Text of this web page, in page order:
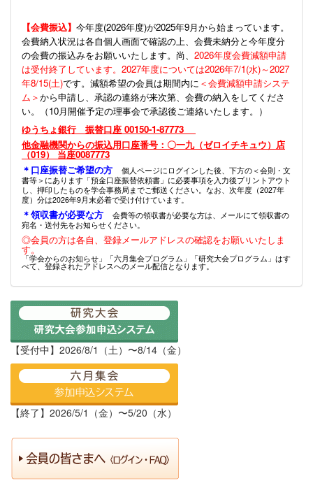
【会費振込】 今年度(2026年度)が2025年9月から始まっています。
会費納入状況は各自個人画面で確認の上、会費未納分と今年度分
の会費の振込みをお願いいたします。尚、 2026年度会費減額申請
は受付終了しています。2027年度については2026年7/1(水)～2027
年8/15(土)です。減額希望の会員は期間内に ＜会費減額申請システ
ム＞から申請し、承認の連絡が来次第、会費の納入をしてくださ
い。（10月開催予定の理事会で承認後ご連絡いたします。）
ゆうちょ銀行 振替口座 00150-1-87773
他金融機関からの振込用口座番号：〇一九（ゼロイチキュウ）店
（019） 当座0087773
＊口座振替ご希望の方
個人ページにログインした後、下方の＜会則・文
書等＞にあります「預金口座振替依頼書」に必要事項を入力後プリントアウト
し、押印したものを学会事務局までご郵送ください。なお、次年度（2027年
度）分は2026年9月末必着で受け付けています。
＊領収書が必要な方
会費等の領収書が必要な方は、メールにて領収書の
宛名・送付先をお知らせください。
◎会員の方は各自、登録メールアドレスの確認をお願いいたしま
す。
「学会からのお知らせ」「六月集会プログラム」「研究大会プログラム」はす
べて、登録されたアドレスへのメール配信となります。
【受付中】2026/8/1（土）〜8/14（金）
【終了】2026/5/1（金）〜5/20（水）